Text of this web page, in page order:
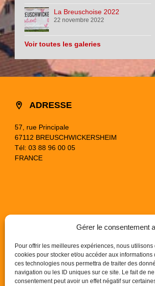
Gérer le consentement
Pour offrir les meilleures expériences, nous
cookies pour stocker et/ou accéder aux
ces technologies nous permettra de traiter des
navigation ou les ID uniques sur ce site. Le fait de
consentement peut avoir un effet négatif sur
La Breuschoise 2022
22 novembre 2022
Voir toutes les galeries
ADRESSE
57, rue Principale
67112 BREUSCHWICKERSHEIM
Tél: 03 88 96 00 05
FRANCE